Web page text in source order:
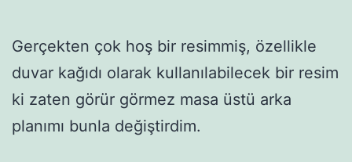
Gerçekten çok hoş bir resimmiş, özellikle
duvar kağıdı olarak kullanılabilecek bir resim
ki zaten görür görmez masa üstü arka
planımı bunla değiştirdim.